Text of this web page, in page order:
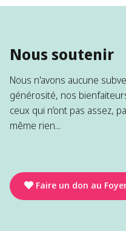
Nous soutenir
Nous n'avons aucune
générosité, nos
ceux qui n’ont pas assez,
même rien...
Faire un don au